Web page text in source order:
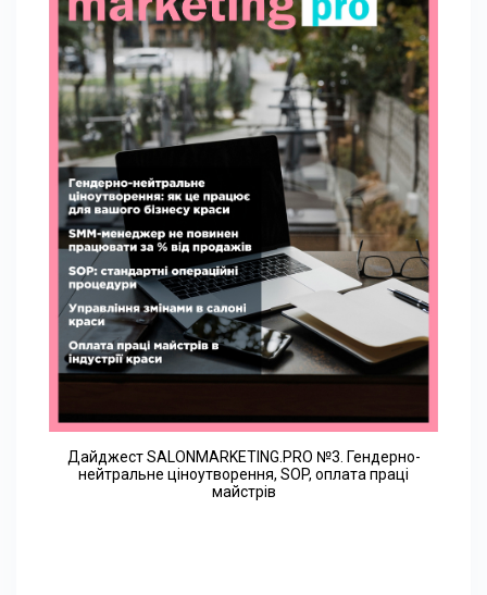
Дайджест SALONMARKETING.PRO №3. Гендерно-
нейтральне ціноутворення, SOP, оплата праці
майстрів